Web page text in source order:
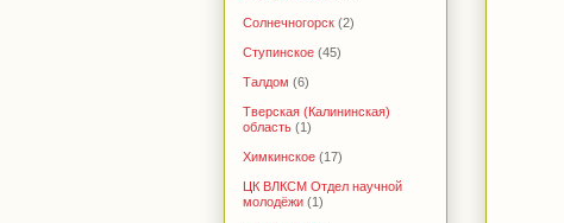
Солнечногорск (2)
Ступинское (45)
Талдом (6)
Тверская (Калининская)
область (1)
Химкинское (17)
ЦК ВЛКСМ Отдел научной
молодёжи (1)